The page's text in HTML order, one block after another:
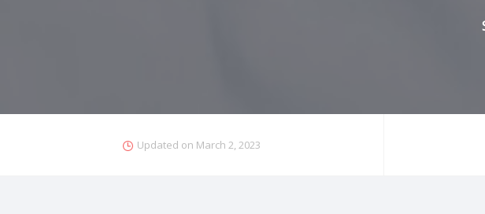
Updated on March 2, 2023